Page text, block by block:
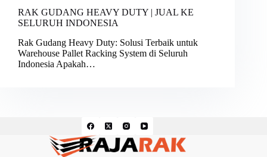
RAK GUDANG HEAVY DUTY | JUAL KE
SELURUH INDONESIA
Rak Gudang Heavy Duty: Solusi Terbaik untuk
Warehouse Pallet Racking System di Seluruh
Indonesia Apakah…